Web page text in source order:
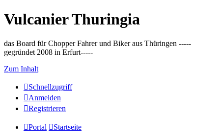
Vulcanier Thuringia
das Board für Chopper Fahrer und Biker aus Thüringen -----
gegründet 2008 in Erfurt-----
Zum Inhalt
Schnellzugriff
Anmelden
Registrieren
Portal Startseite